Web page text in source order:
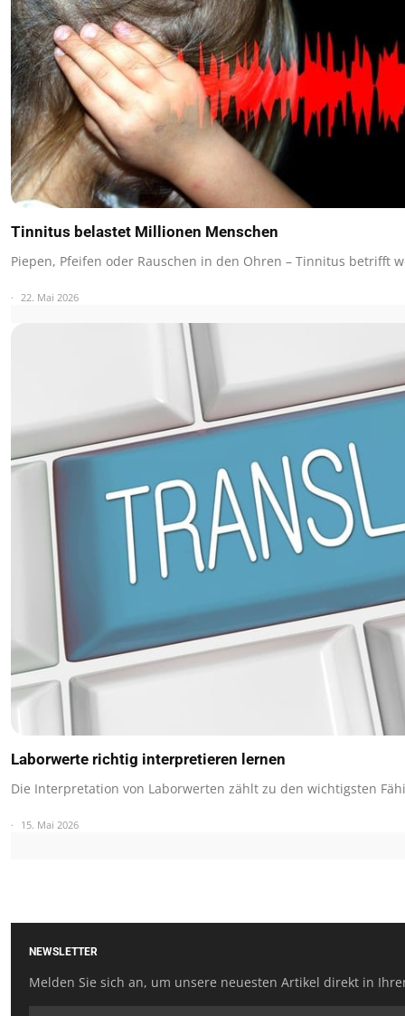
Tinnitus belastet Millionen Menschen
Piepen, Pfeifen oder Rauschen in den Ohren – Tinnitus betrifft
22. Mai 2026
Laborwerte richtig interpretieren lernen
Die Interpretation von Laborwerten zählt zu den wichtigsten
15. Mai 2026
NEWSLETTER
Melden Sie sich an, um unsere neuesten Artikel direkt in